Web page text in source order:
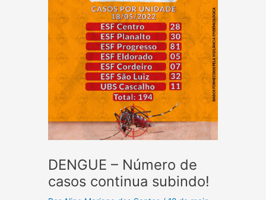
DENGUE – Número de
casos continua subindo!